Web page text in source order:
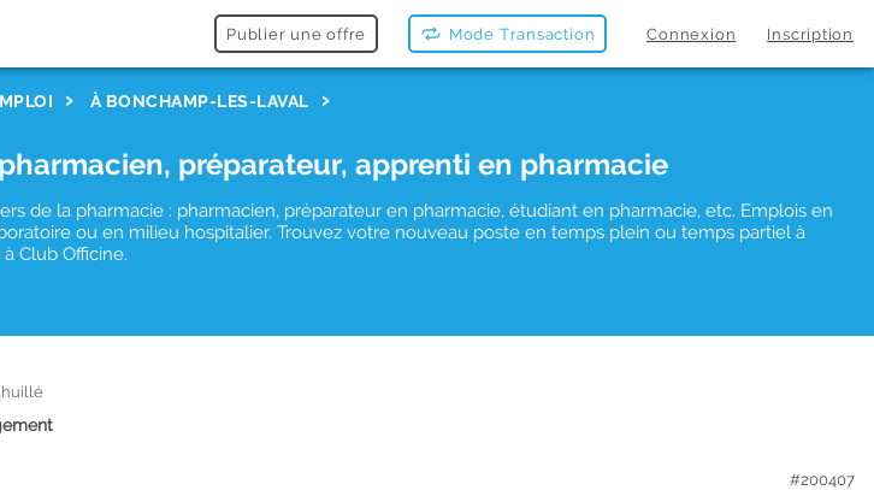
Publier une offre Mode Transaction Connexion Inscription
À BONCHAMP-LES-LAVAL
préparateur, apprenti en pharmacie
de la pharmacie : pharmacien, préparateur en pharmacie, étudiant en pharmacie, etc. Emplois en
ou en milieu hospitalier. Trouvez votre nouveau poste en temps plein ou temps partiel à
Club Officine.
#200407